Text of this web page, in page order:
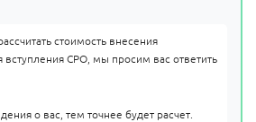
стоимость внесения
вступления СРО, мы просим вас ответить
о вас, тем точнее будет расчет.